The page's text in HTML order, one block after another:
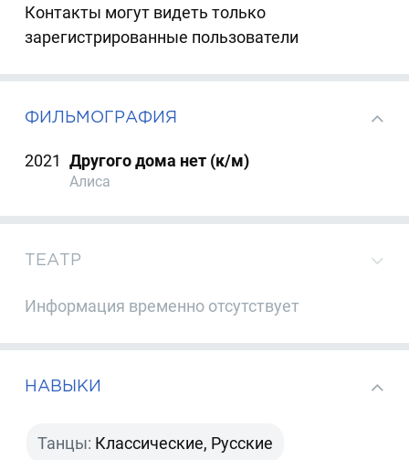
Контакты могут видеть только
зарегистрированные пользователи
ФИЛЬМОГРАФИЯ
2021 Другого дома нет (к/м)
Алиса
ТЕАТР
Информация временно отсутствует
НАВЫКИ
Танцы: Классические, Русские